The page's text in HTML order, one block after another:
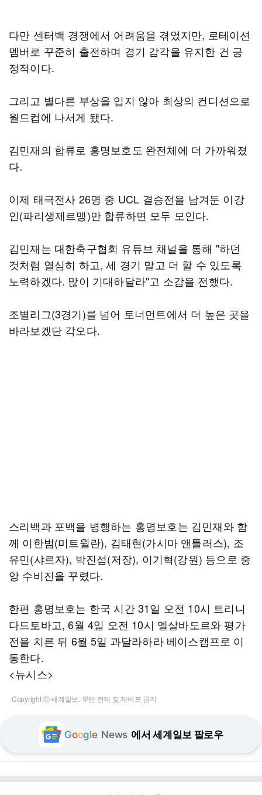
다만 센터백 경쟁에서 어려움을 겪었지만, 로테이션
멤버로 꾸준히 출전하며 경기 감각을 유지한 건 긍
정적이다.
그리고 별다른 부상을 입지 않아 최상의 컨디션으로
월드컵에 나서게 됐다.
김민재의 합류로 홍명보호도 완전체에 더 가까워졌
다.
이제 태극전사 26명 중 UCL 결승전을 남겨둔 이강
인(파리생제르맹)만 합류하면 모두 모인다.
김민재는 대한축구협회 유튜브 채널을 통해 "하던
것처럼 열심히 하고, 세 경기 말고 더 할 수 있도록
노력하겠다. 많이 기대하달라"고 소감을 전했다.
조별리그(3경기)를 넘어 토너먼트에서 더 높은 곳을
바라보겠단 각오다.
스리백과 포백을 병행하는 홍명보호는 김민재와 함
께 이한범(미트윌란), 김태현(가시마 앤틀러스), 조
유민(샤르자), 박진섭(저장), 이기혁(강원) 등으로 중
앙 수비진을 꾸렸다.
한편 홍명보호는 한국 시간 31일 오전 10시 트리니
다드토바고, 6월 4일 오전 10시 엘살바도르와 평가
전을 치른 뒤 6월 5일 과달라하라 베이스캠프로 이
동한다.
<뉴시스>
Copyright ⓒ 세계일보. 무단 전재 및 재배포 금지
Google News 에서 세계일보 팔로우